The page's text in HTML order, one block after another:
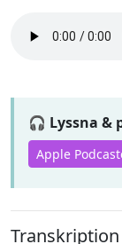
🎧 Lyssna &
Apple
Transkription